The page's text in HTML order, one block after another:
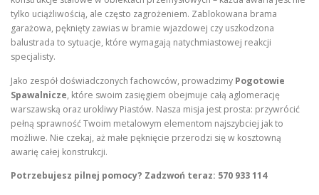
tylko uciążliwością, ale często zagrożeniem. Zablokowana brama
garażowa, pęknięty zawias w bramie wjazdowej czy uszkodzona
balustrada to sytuacje, które wymagają natychmiastowej reakcji
specjalisty.
Jako zespół doświadczonych fachowców, prowadzimy Pogotowie
Spawalnicze, które swoim zasięgiem obejmuje całą aglomerację
warszawską oraz urokliwy Piastów. Nasza misja jest prosta: przywrócić
pełną sprawność Twoim metalowym elementom najszybciej jak to
możliwe. Nie czekaj, aż małe pęknięcie przerodzi się w kosztowną
awarię całej konstrukcji.
Potrzebujesz pilnej pomocy? Zadzwoń teraz: 570 933 114